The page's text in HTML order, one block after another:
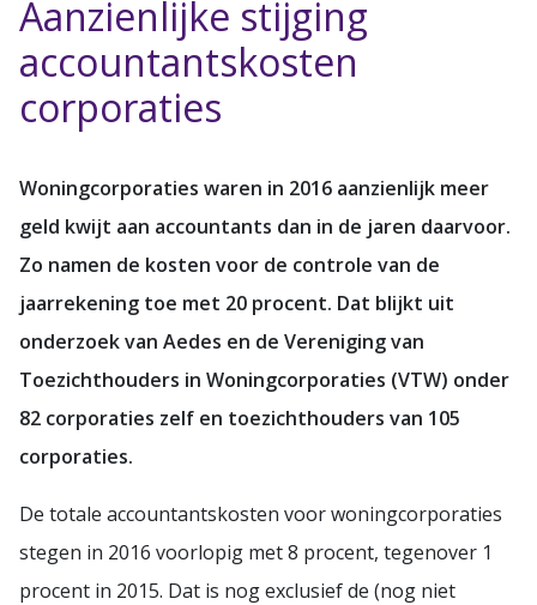
Aanzienlijke stijging
accountantskosten
corporaties
Woningcorporaties waren in 2016 aanzienlijk meer
geld kwijt aan accountants dan in de jaren daarvoor.
Zo namen de kosten voor de controle van de
jaarrekening toe met 20 procent. Dat blijkt uit
onderzoek van Aedes en de Vereniging van
Toezichthouders in Woningcorporaties (VTW) onder
82 corporaties zelf en toezichthouders van 105
corporaties.
De totale accountantskosten voor woningcorporaties
stegen in 2016 voorlopig met 8 procent, tegenover 1
procent in 2015. Dat is nog exclusief de (nog niet